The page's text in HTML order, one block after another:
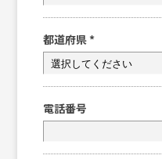
都道府県 *
電話番号